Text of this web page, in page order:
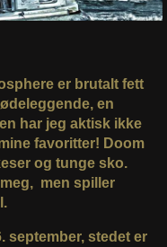
er brutalt fett
en
har jeg aktisk ikke
favoritter! Doom
og tunge sko.
men spiller
september, stedet er